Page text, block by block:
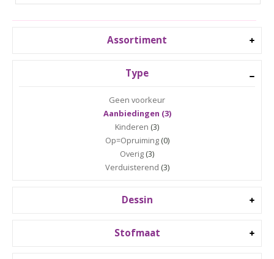
Assortiment
Type
Geen voorkeur
Aanbiedingen (3)
Kinderen (3)
Op=Opruiming(0)
Overig (3)
Verduisterend (3)
Dessin
Stofmaat